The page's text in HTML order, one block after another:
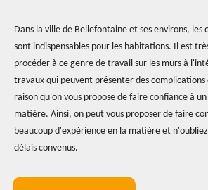
Dans la ville de Bellefontaine et ses environs,
sont indispensables pour les habitations. Il est
procéder à ce genre de travail sur les murs à
travaux qui peuvent présenter des
raison qu'on vous propose de faire confiance à
matière. Ainsi, on peut vous proposer de faire
beaucoup d'expérience en la matière et
délais convenus.